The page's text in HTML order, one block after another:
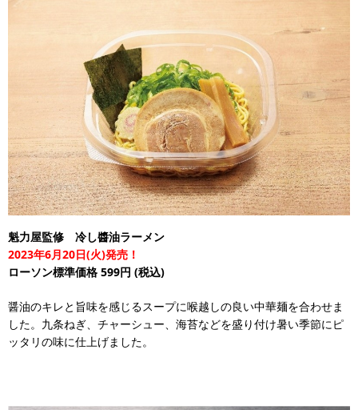
魁力屋監修 冷し醬油ラーメン
2023年6月20日(火)発売！
ローソン標準価格 599円 (税込)
醤油のキレと旨味を感じるスープに喉越しの良い中華麺を合わせま
した。九条ねぎ、チャーシュー、海苔などを盛り付け暑い季節にピ
ッタリの味に仕上げました。